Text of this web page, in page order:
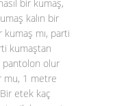
bir kumaş,
kalın bir
mı, parti
kumaştan
olur
mu, 1 metre
etek kaç